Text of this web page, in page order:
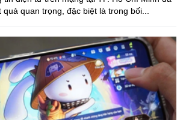
quan trọng, đặc biệt là trong bối...